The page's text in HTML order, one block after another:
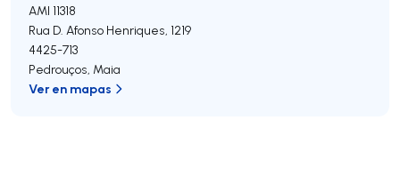
AMI 11318
Rua D. Afonso Henriques, 1219
4425-713
Pedrouços, Maia
Ver en mapas